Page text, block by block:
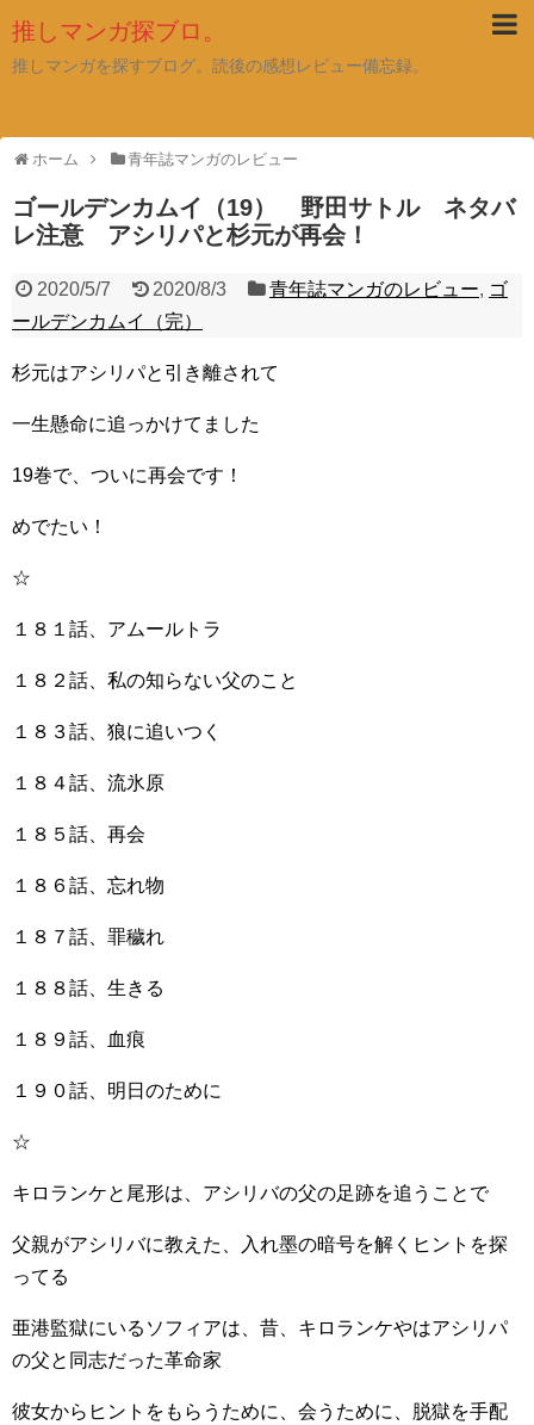
推しマンガ探ブロ。
推しマンガを探すブログ。読後の感想レビュー備忘録。
ホーム 青年誌マンガのレビュー
ゴールデンカムイ（19） 野田サトル ネタバ
レ注意 アシリパと杉元が再会！
2020/5/7 2020/8/3 青年誌マンガのレビュー, ゴ
ールデンカムイ（完）
杉元はアシリパと引き離されて
一生懸命に追っかけてました
19巻で、ついに再会です！
めでたい！
☆
１８１話、アムールトラ
１８２話、私の知らない父のこと
１８３話、狼に追いつく
１８４話、流氷原
１８５話、再会
１８６話、忘れ物
１８７話、罪穢れ
１８８話、生きる
１８９話、血痕
１９０話、明日のために
☆
キロランケと尾形は、アシリバの父の足跡を追うことで
父親がアシリバに教えた、入れ墨の暗号を解くヒントを探
ってる
亜港監獄にいるソフィアは、昔、キロランケやはアシリパ
の父と同志だった革命家
彼女からヒントをもらうために、会うために、脱獄を手配